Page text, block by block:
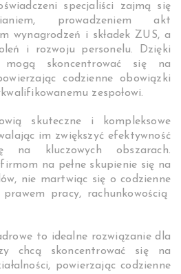
specjaliści zajmą się
prowadzeniem akt
wynagrodzeń i składek ZUS, a
i rozwoju personelu. Dzięki
mogą skoncentrować się na
codzienne obowiązki
zespołowi.
skuteczne i kompleksowe
im zwiększyć efektywność
na kluczowych obszarach.
na pełne skupienie się na
nie martwiąc się o codzienne
pracy, rachunkowością
to idealne rozwiązanie dla
chcą skoncentrować się na
powierzając codzienne